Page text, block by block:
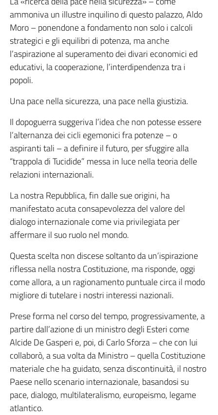
ammoniva un illustre inquilino di questo palazzo, Aldo
Moro – ponendone a fondamento non solo i calcoli
strategici e gli equilibri di potenza, ma anche
l’aspirazione al superamento dei divari economici ed
educativi, la cooperazione, l’interdipendenza tra i
popoli.
Una pace nella sicurezza, una pace nella giustizia.
Il dopoguerra suggeriva l’idea che non potesse essere
l’alternanza dei cicli egemonici fra potenze – o
aspiranti tali – a definire il futuro, per sfuggire alla
“trappola di Tucidide” messa in luce nella teoria delle
relazioni internazionali.
La nostra Repubblica, fin dalle sue origini, ha
manifestato acuta consapevolezza del valore del
dialogo internazionale come via privilegiata per
affermare il suo ruolo nel mondo.
Questa scelta non discese soltanto da un’ispirazione
riflessa nella nostra Costituzione, ma risponde, oggi
come allora, a un ragionamento puntuale circa il modo
migliore di tutelare i nostri interessi nazionali.
Prese forma nel corso del tempo, progressivamente, a
partire dall’azione di un ministro degli Esteri come
Alcide De Gasperi e, poi, di Carlo Sforza – che con lui
collaborò, a sua volta da Ministro – quella Costituzione
materiale che ha guidato, senza discontinuità, il nostro
Paese nello scenario internazionale, basandosi su
pace, dialogo, multilateralismo, europeismo, legame
atlantico.